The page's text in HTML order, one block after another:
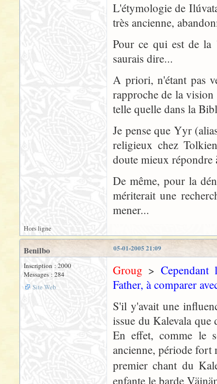
L'étymologie de
très ancienne,
Pour ce qui est de la
saurais dire...
A priori, n'étant pas
rapproche de la
telle quelle dans la
Je pense que Yyr
religieux chez
doute mieux répondre
De même, pour la
mériterait une
mener...
Hors ligne
05-01-2005 21:09
Benilbo
Inscription : 2000
Messages : 284
Site Web
Groug >
Father, à comparer
S'il y'avait une
issue du Kalevala que
En effet, comme le
ancienne, période
premier chant du
enfante le barde